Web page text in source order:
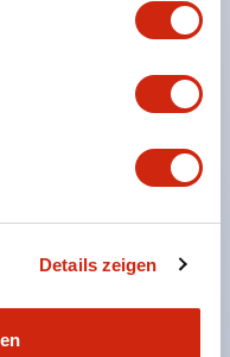
Details zeigen
Zwecke frei
zur
der durch
wird, und eine
Anregung des
Klemmschrauben
ist mit -20 bis +55